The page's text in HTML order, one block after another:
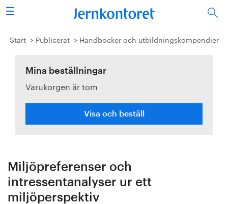
Sök
Stålindustrin
Vision 2050
Forskning/utbildning
Publicerat
Bildbank
Start Publicerat Handböcker och utbildningskompendier
Mina beställningar
Varukorgen är tom
Visa och beställ
Miljöpreferenser och
intressentanalyser ur ett
miljöperspektiv